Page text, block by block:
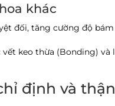
khác
đối, tăng cường độ
vết keo thừa (Bonding)
định và